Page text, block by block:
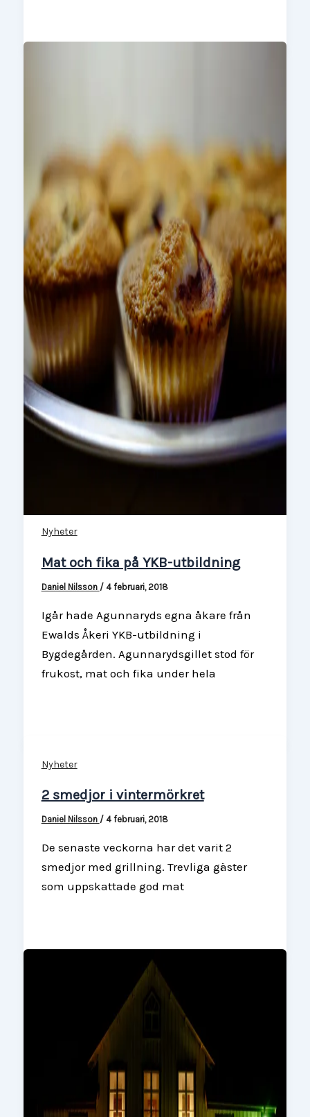
Nyheter
Mat och fika på YKB-utbildning
Daniel Nilsson / 4 februari, 2018
Igår hade Agunnaryds egna åkare från
Ewalds Åkeri YKB-utbildning i
Bygdegården. Agunnarydsgillet stod för
frukost, mat och fika under hela
Nyheter
2 smedjor i vintermörkret
Daniel Nilsson / 4 februari, 2018
De senaste veckorna har det varit 2
smedjor med grillning. Trevliga gäster
som uppskattade god mat